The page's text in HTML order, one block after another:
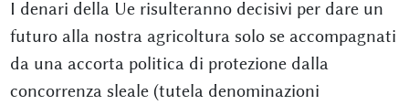
I denari della Ue risulteranno decisivi per dare un
futuro alla nostra agricoltura solo se accompagnati
da una accorta politica di protezione dalla
concorrenza sleale (tutela denominazioni